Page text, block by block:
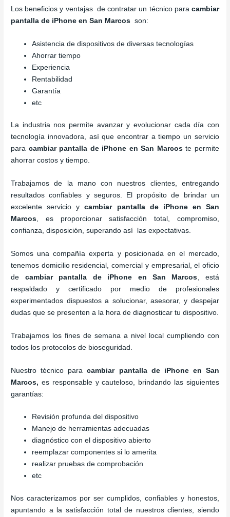
Los beneficios y ventajas de contratar un técnico para cambiar
pantalla de iPhone en San Marcosson:
Asistencia de dispositivos de diversas tecnologías
Ahorrar tiempo
Experiencia
Rentabilidad
Garantía
etc
La industria nos permite avanzar y evolucionar cada día con
tecnología innovadora, así que encontrar a tiempo un servicio
para cambiar pantalla de iPhone en San Marcoste permite
ahorrar costos y tiempo.
Trabajamos de la mano con nuestros clientes, entregando
resultados confiables y seguros. El propósito de brindar un
excelente servicio ycambiar pantalla de iPhoneen San
Marcos , es proporcionar satisfacción total, compromiso,
confianza, disposición, superando así las expectativas.
Somos una compañía experta y posicionada en el mercado,
tenemos domicilio residencial, comercial y empresarial, el oficio
de cambiar pantalla de iPhone en San Marcos , está
respaldado y certificado por medio de profesionales
experimentados dispuestos a solucionar, asesorar, y despejar
dudas que se presenten a la hora de diagnosticar tu dispositivo.
Trabajamos los fines de semana a nivel local cumpliendo con
todos los protocolos de bioseguridad.
Nuestro técnico paracambiar pantalla de iPhone en San
Marcos, es responsable y cauteloso, brindando las siguientes
garantías:
Revisión profunda del dispositivo
Manejo de herramientas adecuadas
diagnóstico con el dispositivo abierto
reemplazar componentes si lo amerita
realizar pruebas de comprobación
etc
Nos caracterizamos por ser cumplidos, confiables y honestos,
apuntando a la satisfacción total de nuestros clientes, siendo